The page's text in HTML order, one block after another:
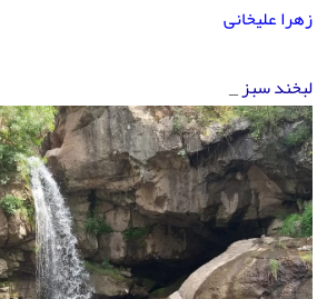
زهرا علیخانی
لبخند سبز_